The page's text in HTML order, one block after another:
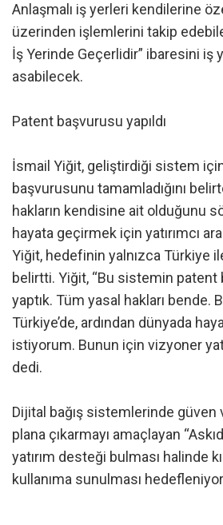
Anlaşmalı iş yerleri kendilerine
üzerinden işlemlerini takip
İş Yerinde Geçerlidir” ibaresini iş
asabilecek.
Patent başvurusu yapıldı
İsmail Yiğit, geliştirdiği sistem
başvurusunu tamamladığını
hakların kendisine ait olduğunu
hayata geçirmek için yatırımcı
Yiğit, hedefinin yalnızca Türkiye ile
belirtti. Yiğit, “Bu sistemin patent
yaptık. Tüm yasal hakları bende.
Türkiye’de, ardından dünyada
istiyorum. Bunun için vizyoner
dedi.
Dijital bağış sistemlerinde güven
plana çıkarmayı amaçlayan
yatırım desteği bulması halinde
kullanıma sunulması